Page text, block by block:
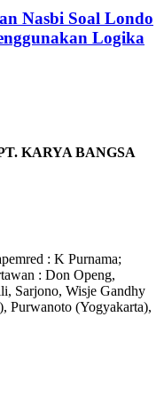
Nasbi Soal Londo
Logika
KARYA BANGSA
: K Purnama;
: Don Openg,
Sarjono, Wisje Gandhy
Purwanoto (Yogyakarta),